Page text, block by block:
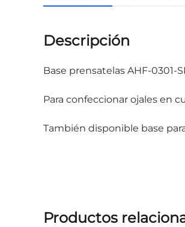
Descripción
Base prensatelas AHF-0301-
Para confeccionar ojales en
También disponible base
Productos